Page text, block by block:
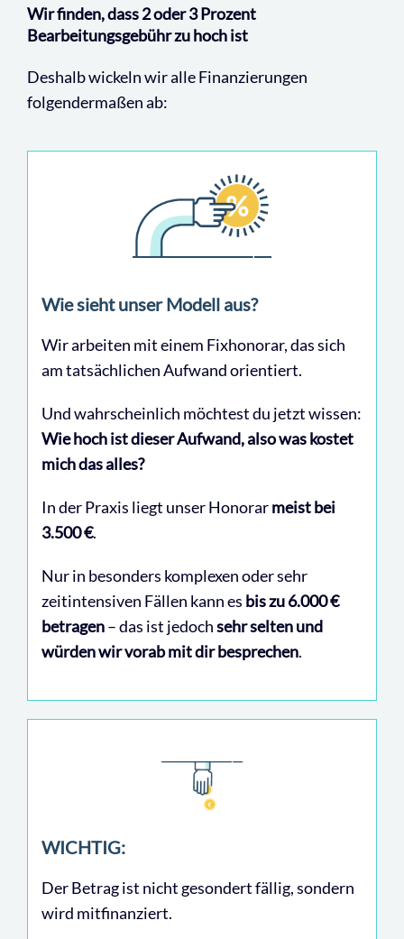
Wir finden, dass 2 oder 3 Prozent
Bearbeitungsgebühr zu hoch ist
Deshalb wickeln wir alle Finanzierungen
folgendermaßen ab:
Wie sieht unser Modell aus?
Wir arbeiten mit einem Fixhonorar, das sich
am tatsächlichen Aufwand orientiert.
Und wahrscheinlich möchtest du jetzt wissen:
Wie hoch ist dieser Aufwand, also was kostet
mich das alles?
In der Praxis liegt unser Honorarmeist bei
3.500 €.
Nur in besonders komplexen oder sehr
zeitintensiven Fällen kann es bis zu 6.000 €
betragen– das ist jedochsehr selten und
würden wir vorab mit dir besprechen.
WICHTIG:
Der Betrag ist nicht gesondert fällig, sondern
wird mitfinanziert.